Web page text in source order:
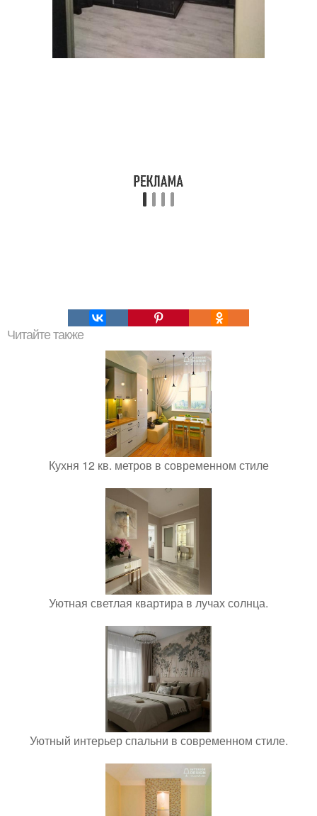
Читайте также
Кухня 12 кв. метров в современном стиле
Уютная светлая квартира в лучах солнца.
Уютный интерьер спальни в современном стиле.